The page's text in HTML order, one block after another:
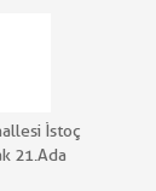
İstoç
21.Ada